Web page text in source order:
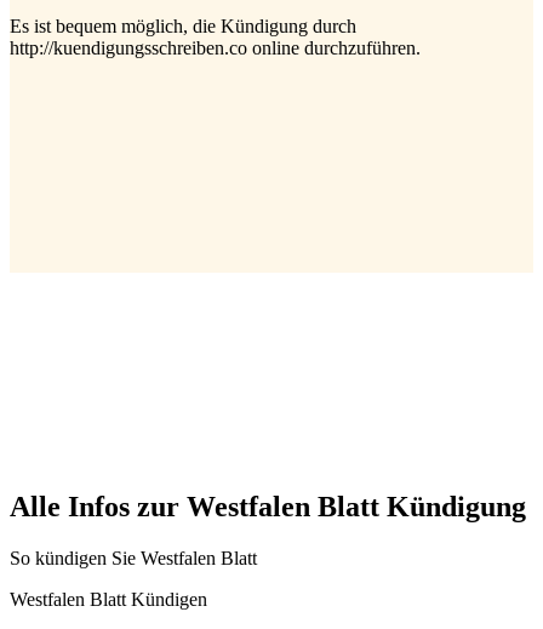
Es ist bequem möglich, die Kündigung durch
http://kuendigungsschreiben.co online durchzuführen.
Alle Infos zur Westfalen Blatt Kündigung
So kündigen Sie Westfalen Blatt
Westfalen Blatt Kündigen